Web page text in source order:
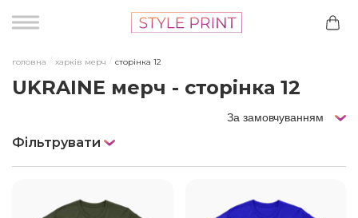
головна харків мерч cторінка 12
UKRAINE мерч - сторінка 12
За замовчуванням
Фільтрувати